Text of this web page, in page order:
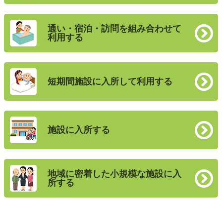
通い・宿泊・訪問を組み合わせて
利用する
短期間施設に入所して利用する
施設に入所する
地域に密着した小規模な施設に入
所する